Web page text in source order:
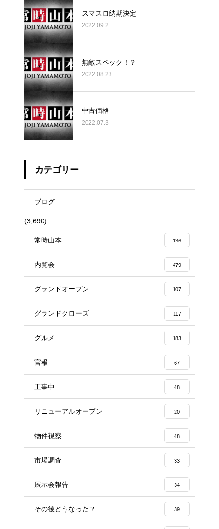
スマスロ納期決定
2022.09.2
無敵スペック！？
2022.08.23
中古価格
2022.07.3
カテゴリー
ブログ
(3,690)
常時山本 136
内覧会 479
グランドオープン 107
グランドクローズ 117
グルメ 183
官報 67
工事中 48
リニューアルオープン 20
物件視察 48
市場調査 33
展示会報告 34
その後どうなった？ 39